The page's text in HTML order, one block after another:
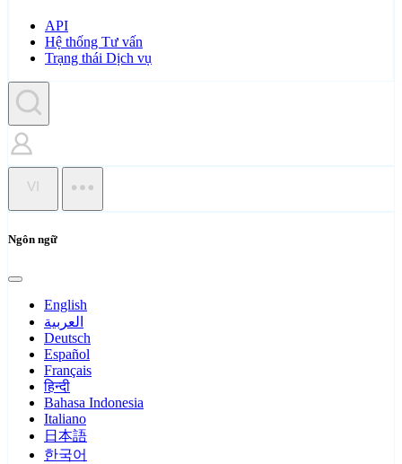
API
Hệ thống Tư vấn
Trạng thái Dịch vụ
VI
Ngôn ngữ
English
العربية
Deutsch
Español
Français
हिन्दी
Bahasa Indonesia
Italiano
日本語
한국어